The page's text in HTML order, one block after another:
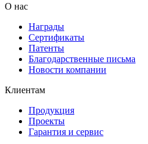
О нас
Награды
Сертификаты
Патенты
Благодарственные письма
Новости компании
Клиентам
Продукция
Проекты
Гарантия и сервис